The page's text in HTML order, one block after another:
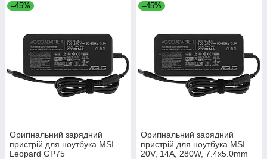
–45%
Оригінальний зарядний
пристрій для ноутбука MSI
Leopard GP75
–45%
Оригінальний зарядний
пристрій для ноутбука MSI
20V, 14A, 280W, 7.4x5.0mm